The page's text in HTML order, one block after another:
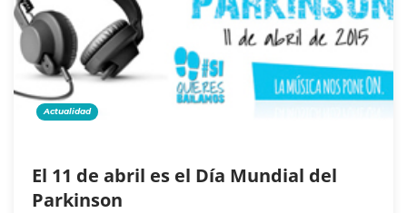
Actualidad
El 11 de abril es el Día Mundial del
Parkinson